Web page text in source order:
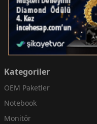
Kategoriler
OEM Paketler
Notebook
Monitör